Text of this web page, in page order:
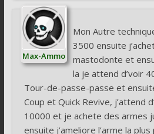
Max-Ammo
Mon Autre
3500 ensuite
mastodonte et
la je attend d’voir
Tour-de-passe-passe et
Coup et Quick Revive, j’attend
10000 et je achete des armes
ensuite j’ameliore l’arme la plus